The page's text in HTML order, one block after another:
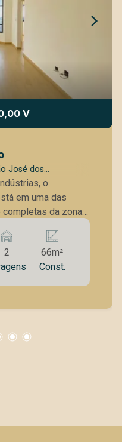
V
José dos
o
em uma das
da zona
com
excelente
ampla variedade
como
escolas,
A
vias da
2
66m²
Const.